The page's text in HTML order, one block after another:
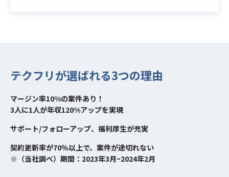
テクフリが選ばれる3つの理由
マージン率10%の案件あり！
3人に1人が年収120%アップを実現
サポート/フォローアップ、福利厚生が充実
契約更新率が70％以上で、案件が途切れない
※（当社調べ）期間：2023年3月~2024年2月